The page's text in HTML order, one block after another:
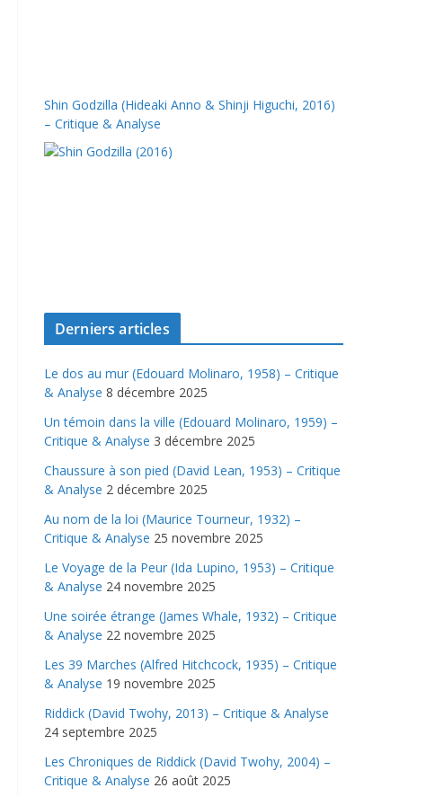
Shin Godzilla (Hideaki Anno & Shinji Higuchi, 2016)
– Critique & Analyse
Derniers articles
Le dos au mur (Edouard Molinaro, 1958) – Critique
& Analyse 8 décembre 2025
Un témoin dans la ville (Edouard Molinaro, 1959) –
Critique & Analyse 3 décembre 2025
Chaussure à son pied (David Lean, 1953) – Critique
& Analyse 2 décembre 2025
Au nom de la loi (Maurice Tourneur, 1932) –
Critique & Analyse 25 novembre 2025
Le Voyage de la Peur (Ida Lupino, 1953) – Critique
& Analyse 24 novembre 2025
Une soirée étrange (James Whale, 1932) – Critique
& Analyse 22 novembre 2025
Les 39 Marches (Alfred Hitchcock, 1935) – Critique
& Analyse 19 novembre 2025
Riddick (David Twohy, 2013) – Critique & Analyse
24 septembre 2025
Les Chroniques de Riddick (David Twohy, 2004) –
Critique & Analyse 26 août 2025